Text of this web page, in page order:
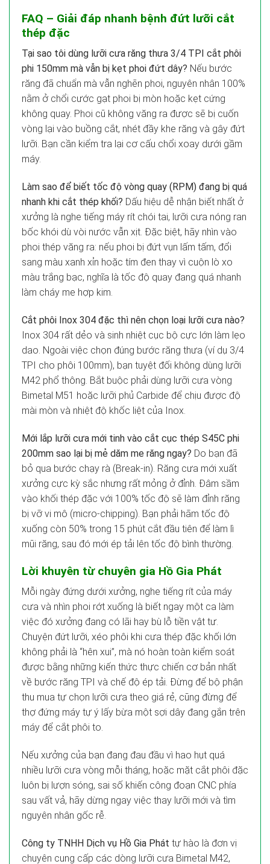
FAQ – Giải đáp nhanh bệnh đứt lưỡi cắt
thép đặc
Tại sao tôi dùng lưỡi cưa răng thưa 3/4 TPI cắt phôi
phi 150mm mà vẫn bị kẹt phoi đứt dây? Nếu bước
răng đã chuẩn mà vẫn nghẽn phoi, nguyên nhân 100%
nằm ở chổi cước gạt phoi bị mòn hoặc kẹt cứng
không quay. Phoi cũ không văng ra được sẽ bị cuốn
vòng lại vào buồng cắt, nhét đầy khe răng và gây đứt
lưỡi. Bạn cần kiểm tra lại cơ cấu chổi xoay dưới gầm
máy.
Làm sao để biết tốc độ vòng quay (RPM) đang bị quá
nhanh khi cắt thép khối? Dấu hiệu dễ nhận biết nhất ở
xưởng là nghe tiếng máy rít chói tai, lưỡi cưa nóng ran
bốc khói dù vòi nước vẫn xịt. Đặc biệt, hãy nhìn vào
phoi thép văng ra: nếu phoi bị đứt vụn lấm tấm, đổi
sang màu xanh xỉn hoặc tím đen thay vì cuộn lò xo
màu trắng bạc, nghĩa là tốc độ quay đang quá nhanh
làm cháy me hợp kim.
Cắt phôi Inox 304 đặc thì nên chọn loại lưỡi cưa nào?
Inox 304 rất dẻo và sinh nhiệt cục bộ cực lớn làm lẹo
dao. Ngoài việc chọn đúng bước răng thưa (ví dụ 3/4
TPI cho phôi 100mm), bạn tuyệt đối không dùng lưỡi
M42 phổ thông. Bắt buộc phải dùng lưỡi cưa vòng
Bimetal M51 hoặc lưỡi phủ Carbide để chịu được độ
mài mòn và nhiệt độ khốc liệt của Inox.
Mới lắp lưỡi cưa mới tinh vào cắt cục thép S45C phi
200mm sao lại bị mẻ dăm me răng ngay? Do bạn đã
bỏ qua bước chạy rà (Break-in). Răng cưa mới xuất
xưởng cực kỳ sắc nhưng rất mỏng ở đỉnh. Đâm sầm
vào khối thép đặc với 100% tốc độ sẽ làm đỉnh răng
bị vỡ vi mô (micro-chipping). Bạn phải hãm tốc độ
xuống còn 50% trong 15 phút cắt đầu tiên để làm lì
mũi răng, sau đó mới ép tải lên tốc độ bình thường.
Lời khuyên từ chuyên gia Hồ Gia Phát
Mỗi ngày đứng dưới xưởng, nghe tiếng rít của máy
cưa và nhìn phoi rớt xuống là biết ngay một ca làm
việc đó xưởng đang có lãi hay bù lỗ tiền vật tư.
Chuyện đứt lưỡi, xéo phôi khi cưa thép đặc khối lớn
không phải là “hên xui”, mà nó hoàn toàn kiểm soát
được bằng những kiến thức thực chiến cơ bản nhất
về bước răng TPI và chế độ ép tải. Đừng để bộ phận
thu mua tự chọn lưỡi cưa theo giá rẻ, cũng đừng để
thợ đứng máy tự ý lấy bừa một sợi dây đang gắn trên
máy để cắt phôi to.
Nếu xưởng của bạn đang đau đầu vì hao hụt quá
nhiều lưỡi cưa vòng mỗi tháng, hoặc mặt cắt phôi đặc
luôn bị lượn sóng, sai số khiến công đoạn CNC phía
sau vất vả, hãy dừng ngay việc thay lưỡi mới và tìm
nguyên nhân gốc rễ.
Công ty TNHH Dịch vụ Hồ Gia Phát tự hào là đơn vị
chuyên cung cấp các dòng lưỡi cưa Bimetal M42,